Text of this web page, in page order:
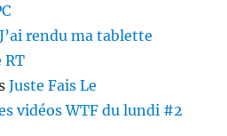
J’ai rendu ma tablette
RT
Juste Fais Le
vidéos WTF du lundi #2